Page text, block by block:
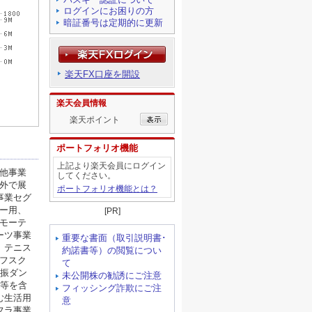
ログインにお困りの方
暗証番号は定期的に更新
楽天FX口座を開設
楽天会員情報
楽天ポイント
ポートフォリオ機能
上記より楽天会員にログイン
してください。
ポートフォリオ機能とは？
[PR]
重要な書面（取引説明書･
約諾書等）の閲覧につい
て
未公開株の勧誘にご注意
フィッシング詐欺にご注
意